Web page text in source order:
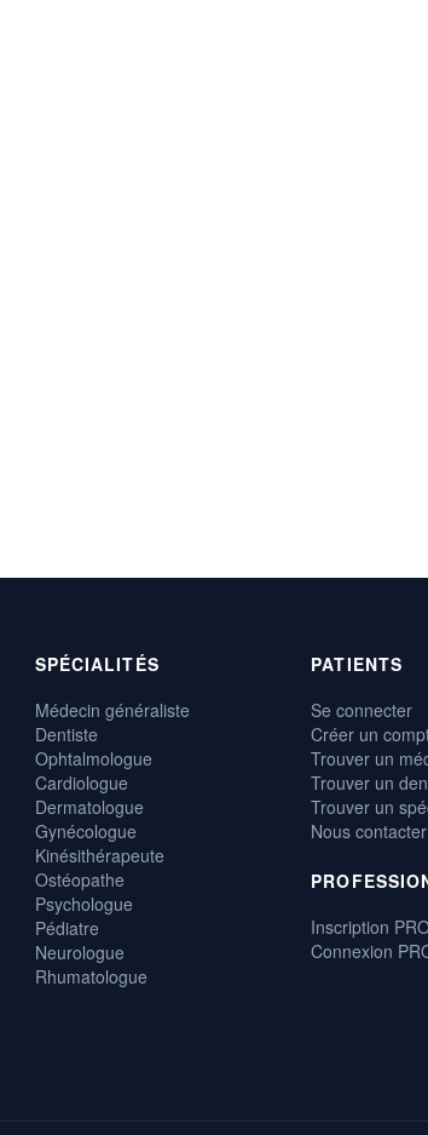
SPÉCIALITÉS
Médecin généraliste
Dentiste
Ophtalmologue
Cardiologue
Dermatologue
Gynécologue
Kinésithérapeute
Ostéopathe
Psychologue
Pédiatre
Neurologue
Rhumatologue
PATIENTS
Se connecter
Créer un
Trouver un
Trouver un
Trouver un
Nous contacter
Inscription
Connexion